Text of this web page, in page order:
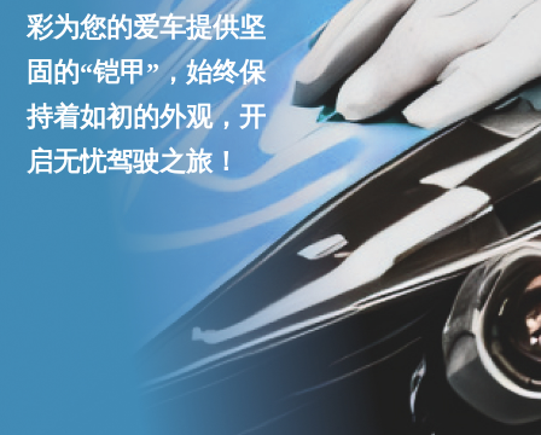
彩为您的爱车提供坚
固的“铠甲”，始终保
持着如初的外观，开
启无忧驾驶之旅！